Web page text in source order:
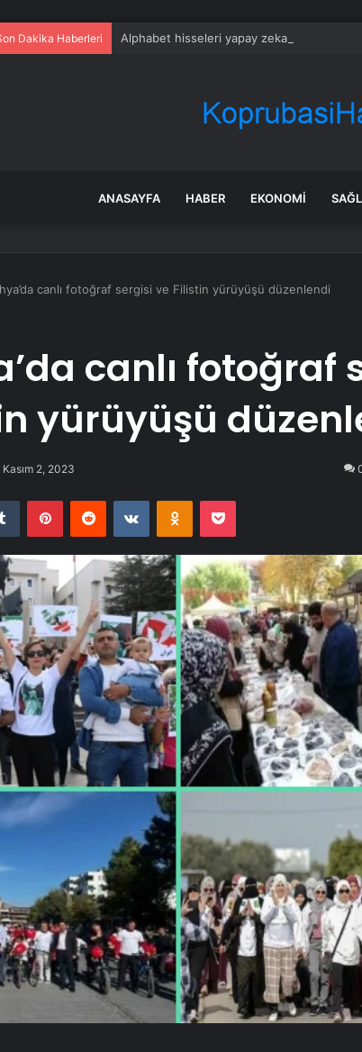
Dakika Haberleri Alphabet hisseleri yapay zeka öncüsü Jeff
ANASAYFA HABER EKONOMI
canlı fotoğraf sergisi ve Filistin yürüyüşü düzenlendi
canlı fotoğraf
yürüyüşü
Kasım 2, 2023
Tumblr PinterestReddit VKontakteOdnoklassniki
Pocket